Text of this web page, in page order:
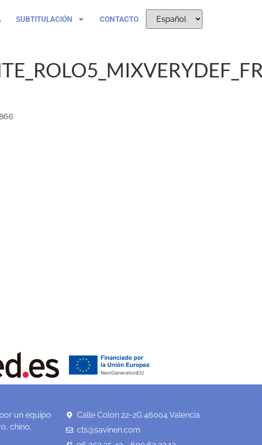
SUBTITULACIÓN CONTACTO
un equipo
chino,
Calle Colon 22-2G 46004 Valencia
cts@savinen.com